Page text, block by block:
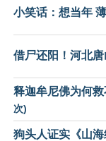
小笑话：想当年
借尸还阳！河北
释迦牟尼佛为何
次)
狗头人证实《山